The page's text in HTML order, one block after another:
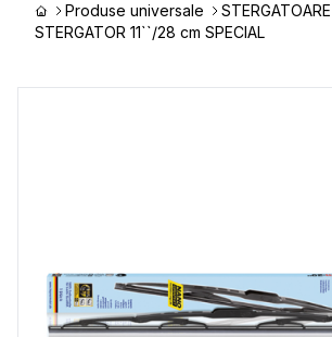
Produse universale
STERGATOARE
STERGATOR 11``/28 cm SPECIAL